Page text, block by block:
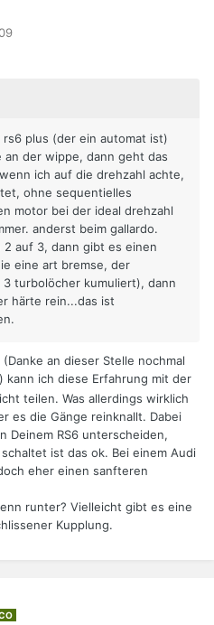
plus (der ein automat ist)
der wippe, dann geht das
ich auf die drehzahl achte,
ohne sequentielles
motor bei der ideal drehzahl
anderst beim gallardo.
auf 3, dann gibt es einen
eine art bremse, der
turbolöcher kumuliert), dann
härte rein...das ist
an dieser Stelle nochmal
) kann ich diese Erfahrung mit der
teilen. Was allerdings wirklich
es die Gänge reinknallt. Dabei
Deinem RS6 unterscheiden,
ist das ok. Bei einem Audi
eher einen sanfteren
runter? Vielleicht gibt es eine
Kupplung.